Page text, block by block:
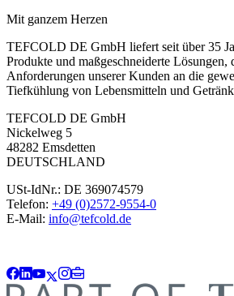
Mit ganzem Herzen
TEFCOLD DE GmbH liefert seit über 35
Produkte und maßgeschneiderte Lösungen,
Anforderungen unserer Kunden an die
Tiefkühlung von Lebensmitteln und
TEFCOLD DE GmbH
Nickelweg 5
48282 Emsdetten
DEUTSCHLAND
USt-IdNr.: DE 369074579
Telefon: +49 (0)2572-9554-0
E-Mail: info@tefcold.de